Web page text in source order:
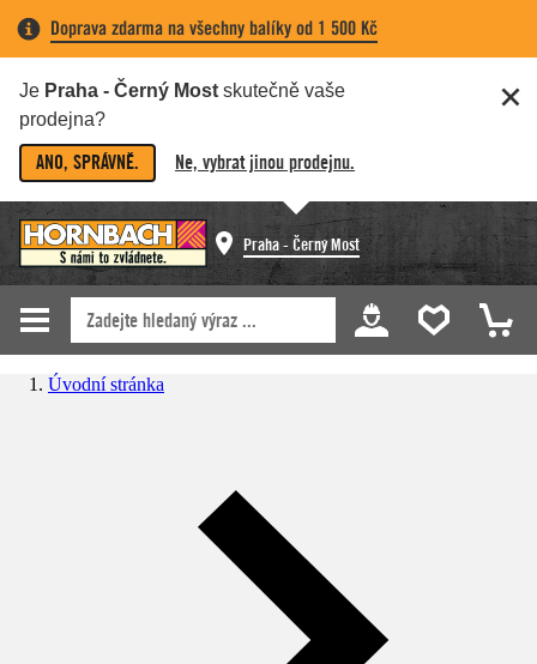
Doprava zdarma na všechny balíky od 1 500 Kč
Je Praha - Černý Most skutečně vaše
prodejna?
ANO, SPRÁVNĚ. Ne, vybrat jinou prodejnu.
Praha - Černý Most
Úvodní stránka